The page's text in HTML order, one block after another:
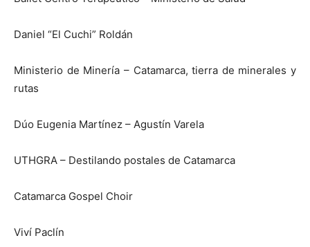
Daniel “El Cuchi” Roldán
Ministerio de Minería – Catamarca, tierra de minerales y
rutas
Dúo Eugenia Martínez – Agustín Varela
UTHGRA – Destilando postales de Catamarca
Catamarca Gospel Choir
Viví Paclín